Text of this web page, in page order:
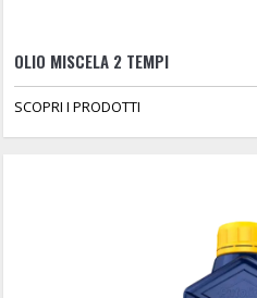
OLIO MISCELA 2 TEMPI
SCOPRI I PRODOTTI